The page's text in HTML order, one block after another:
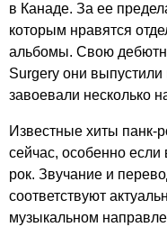
в Канаде. За ее
которым нравятся
альбомы. Свою
Surgery они выпустили
завоевали несколько
Известные хиты панк-
сейчас, особенно
рок. Звучание и
соответствуют
музыкальном